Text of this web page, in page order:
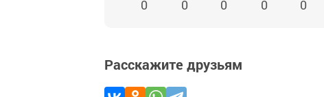
0 0 0 0 0
Расскажите друзьям